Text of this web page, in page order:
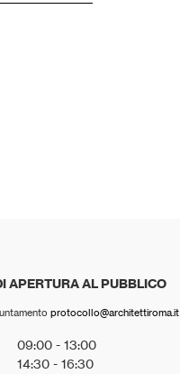
APERTURA AL PUBBLICO
protocollo@architettiroma.it
09:00 - 13:00
14:30 - 16:30